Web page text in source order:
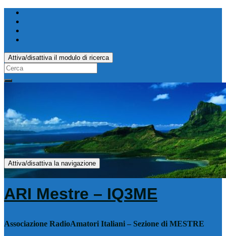
Attiva/disattiva il modulo di ricerca
Search
for:
Attiva/disattiva la navigazione
ARI Mestre – IQ3ME
Associazione RadioAmatori Italiani – Sezione di MESTRE